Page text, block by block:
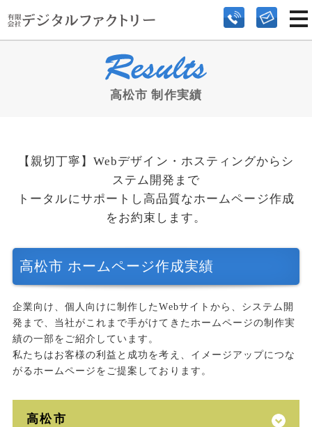
高松市 制作実績
【親切丁寧】Webデザイン・ホスティングからシ
ステム開発まで
トータルにサポートし高品質なホームページ作成
をお約束します。
高松市 ホームページ作成実績
企業向け、個人向けに制作したWebサイトから、システム開
発まで、当社がこれまで手がけてきたホームページの制作実
績の一部をご紹介しています。
私たちはお客様の利益と成功を考え、イメージアップにつな
がるホームページをご提案しております。